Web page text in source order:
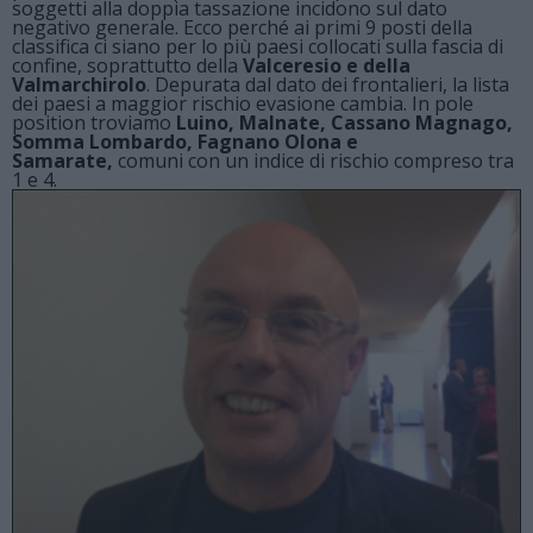
soggetti alla doppia tassazione incidono sul dato
negativo generale. Ecco perché ai primi 9 posti della
classifica ci siano per lo più paesi collocati sulla fascia di
confine, soprattutto della Valceresio e della
Valmarchirolo. Depurata dal dato dei frontalieri, la lista
dei paesi a maggior rischio evasione cambia. In pole
position troviamo Luino, Malnate, Cassano Magnago,
Somma Lombardo, Fagnano Olona e
Samarate, comuni con un indice di rischio compreso tra
1 e 4.